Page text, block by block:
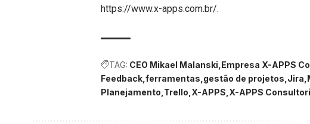
https://www.x-apps.com.br/.
TAG: CEO Mikael Malanski Empresa X-APPS
Feedback ferramentas gestão de projetos Jira
Planejamento Trello X-APPS X-APPS